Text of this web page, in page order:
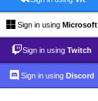
Sign in using Microsoft
Sign in using Twitch
Sign in using Discord